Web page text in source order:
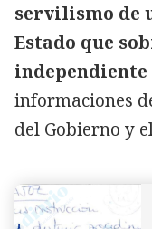
servilismo de
Estado que
independiente
informaciones
del Gobierno y